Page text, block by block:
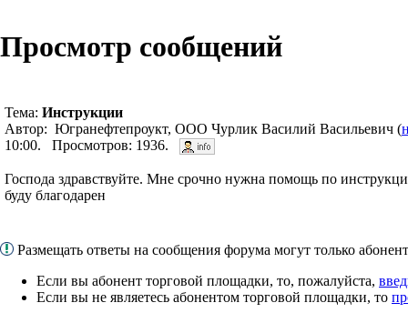
Просмотр сообщений
Тема: Инструкции
Автор: Югранефтепроукт, ООО Чурлик Василий Васильевич (
10:00. Просмотров: 1936.
Господа здравствуйте. Мне срочно нужна помощь по
буду благодарен
Размещать ответы на сообщения форума могут только
Если вы абонент торговой площадки, то, пожалуйста,
Если вы не являетесь абонентом торговой площадки, то